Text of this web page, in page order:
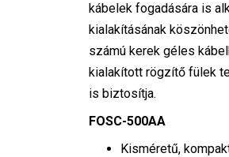
kábelek fogadására is
kialakításának
számú kerek géles
kialakított rögzítő fülek
is biztosítja.
FOSC-500AA
Kisméretű,